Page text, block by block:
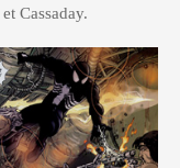
Cassaday.